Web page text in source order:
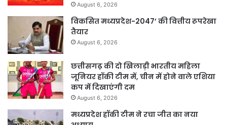
August 6, 2026
विकसित मध्यप्रदेश-2047’ की वित्तीय रूपरेखा
तैयार
August 6, 2026
छत्तीसगढ़ की दो खिलाड़ी भारतीय महिला
जूनियर हॉकी टीम में, चीन में होने वाले एशिया
कप में दिखाएंगी दम
August 6, 2026
मध्यप्रदेश हॉकी टीम ने रचा जीत का नया